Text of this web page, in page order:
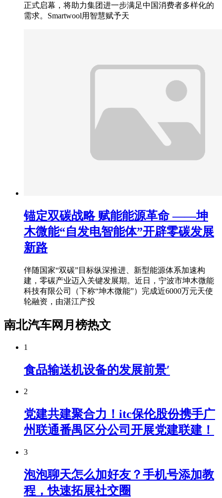
正式启幕，将助力集团进一步满足中国消费者多样化的
需求。Smartwool用智慧赋予天
锚定双碳战略 赋能能源革命 ——坤
木微能“自发电智能体”开辟零碳发展
新路
伴随国家“双碳”目标纵深推进、新型能源体系加速构
建，零碳产业迈入关键发展期。近日，宁波市坤木微能
科技有限公司（下称“坤木微能”）完成近6000万元天使
轮融资，由湛江产投
南北汽车网月榜热文
1
食品输送机设备的发展前景′
2
党建共建聚合力！itc保伦股份携手广
州联通番禺区分公司开展党建联建！
3
泡泡聊天怎么加好友？手机号添加教
程，快速拓展社交圈